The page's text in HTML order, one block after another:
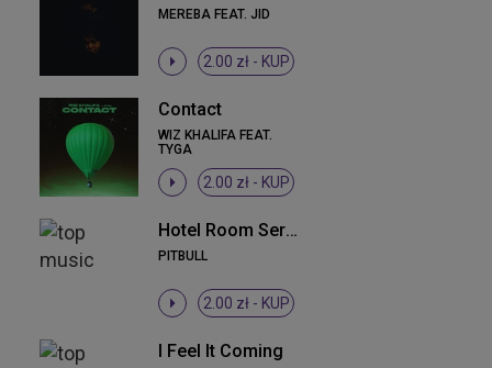
MEREBA FEAT. JID
2.00 zł - KUP
Contact
WIZ KHALIFA FEAT.
TYGA
2.00 zł - KUP
Hotel Room Service
PITBULL
2.00 zł - KUP
I Feel It Coming